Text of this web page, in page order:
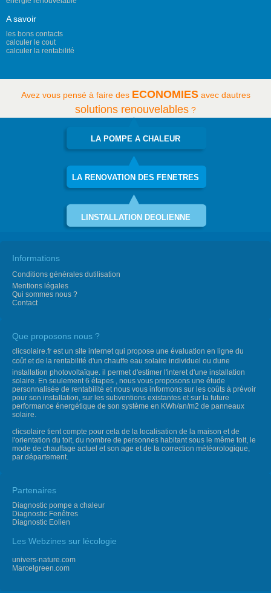
A savoir
les bons contacts
calculer le cout
calculer la rentabilité
Avez vous pensé à faire des ECONOMIESavec dautres
solutions renouvelables ?
LA POMPE A CHALEUR
LA RENOVATION DES FENETRES
LINSTALLATION DEOLIENNE
Informations
Conditions générales dutilisation
Mentions légales
Qui sommes nous ?
Contact
Que proposons nous ?
clicsolaire.fr est un site internet qui propose une évaluation en ligne du
coût et de la rentabilité d'un chauffe eau solaire individuel ou dune
installation photovoltaïque. il permet d'estimer l'interet d'une installation
solaire. En seulement 6 étapes , nous vous proposons une étude
personnalisée de rentabilité et nous vous informons sur les coûts à prévoir
pour son installation, sur les subventions existantes et sur la future
performance énergétique de son système en KWh/an/m2 de panneaux
solaire.
clicsolaire tient compte pour cela de la localisation de la maison et de
l'orientation du toit, du nombre de personnes habitant sous le même toit, le
mode de chauffage actuel et son age et de la correction météorologique,
par département.
Partenaires
Diagnostic pompe a chaleur
Diagnostic Fenêtres
Diagnostic Eolien
Les Webzines sur lécologie
univers-nature.com
Marcelgreen.com